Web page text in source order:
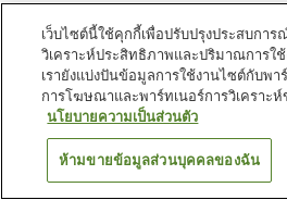
ตู้จำหน่ายอัตโนมัติ
ห้อ
หน้าแรก ญี่ปุ่น ฟุกุโอกะ นครโอคา
ค้นหาห้องพัก
เว็บไซต์นี้ใช้คุกกี้เพื่อปรับปรุงประสบการ
วิเคราะห์ประสิทธิภาพและปริมาณการใช้
เรายังแบ่งปันข้อมูลการใช้งานไซต์กับพา
การโฆษณาและพาร์ทเนอร์การวิเคราะห์
นโยบายความเป็นส่วนตัว
ห้ามขายข้อมูลส่วนบุคคลของฉัน